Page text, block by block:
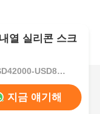
열 실리콘 스크
가격：USD42000-USD82000per set
지금 얘기해